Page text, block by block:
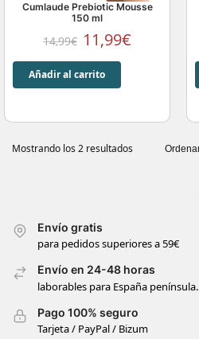
Cumlaude Prebiotic Mousse
150 ml
14,99€ 11,99€
Añadir al carrito
Mostrando los 2 resultados
Envío gratis
para pedidos superiores a 59€
Envío en 24-48 horas
laborables para España península.
Pago 100% seguro
Tarjeta / PayPal / Bizum